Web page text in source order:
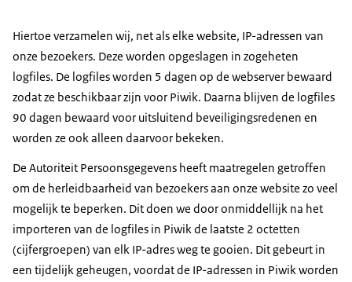
Hiertoe verzamelen wij, net als elke website, IP-adressen van
onze bezoekers. Deze worden opgeslagen in zogeheten
logfiles. De logfiles worden 5 dagen op de webserver bewaard
zodat ze beschikbaar zijn voor Piwik. Daarna blijven de logfiles
90 dagen bewaard voor uitsluitend beveiligingsredenen en
worden ze ook alleen daarvoor bekeken.
De Autoriteit Persoonsgegevens heeft maatregelen getroffen
om de herleidbaarheid van bezoekers aan onze website zo veel
mogelijk te beperken. Dit doen we door onmiddellijk na het
importeren van de logfiles in Piwik de laatste 2 octetten
(cijfergroepen) van elk IP-adres weg te gooien. Dit gebeurt in
een tijdelijk geheugen, voordat de IP-adressen in Piwik worden